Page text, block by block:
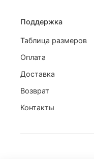
Поддержка
Таблица размеров
Оплата
Доставка
Возврат
Контакты